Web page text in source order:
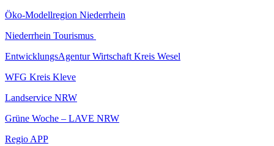
Öko-Modellregion Niederrhein
Niederrhein Tourismus
EntwicklungsAgentur Wirtschaft Kreis Wesel
WFG Kreis Kleve
Landservice NRW
Grüne Woche – LAVE NRW
Regio APP